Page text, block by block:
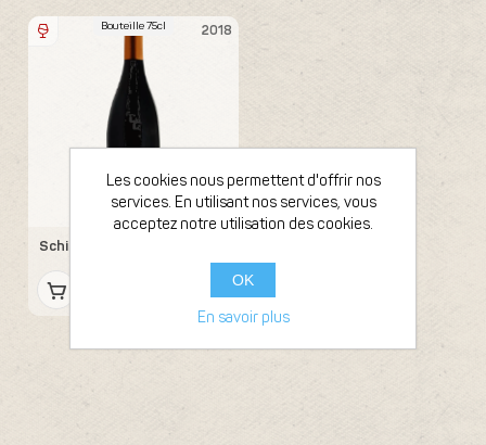
2018
Bouteille 75cl
Le Due Terre
Schioppettino
Les cookies nous permettent d'offrir nos
services. En utilisant nos services, vous
acceptez notre utilisation des cookies.
OK
En savoir plus